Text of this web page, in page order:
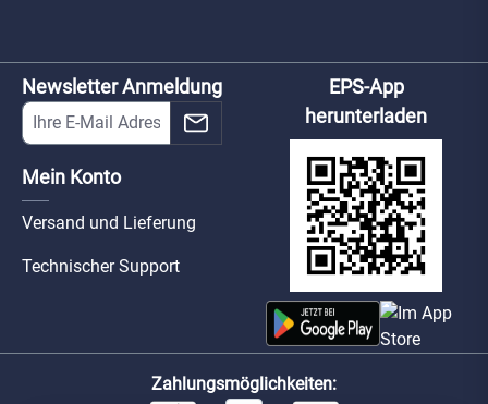
Newsletter Anmeldung
Mein Konto
Versand und Lieferung
Technischer Support
EPS-App
herunterladen
Zahlungsmöglichkeiten: